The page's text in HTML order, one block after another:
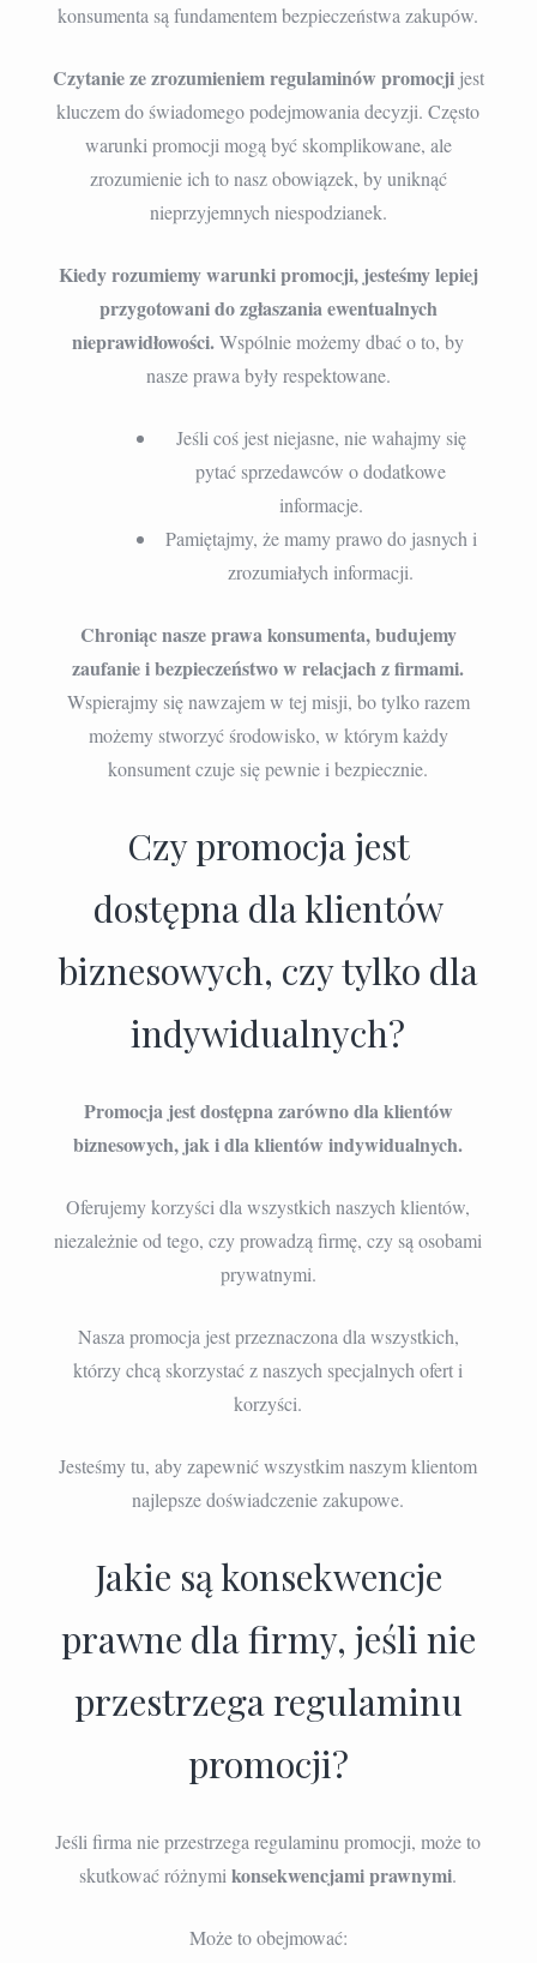
konsumenta są fundamentem bezpieczeństwa zakupów.
Czytanie ze zrozumieniem regulaminów promocjijest
kluczem do świadomego podejmowania decyzji. Często
warunki promocji mogą być skomplikowane, ale
zrozumienie ich to nasz obowiązek, by uniknąć
nieprzyjemnych niespodzianek.
Kiedy rozumiemy warunki promocji, jesteśmy lepiej
przygotowani do zgłaszania ewentualnych
nieprawidłowości.Wspólnie możemy dbać o to, by
nasze prawa były respektowane.
Jeśli coś jest niejasne, nie wahajmy się
pytać sprzedawców o dodatkowe
informacje.
Pamiętajmy, że mamy prawo do jasnych i
zrozumiałych informacji.
Chroniąc nasze prawa konsumenta, budujemy
zaufanie i bezpieczeństwo w relacjach z firmami.
Wspierajmy się nawzajem w tej misji, bo tylko razem
możemy stworzyć środowisko, w którym każdy
konsument czuje się pewnie i bezpiecznie.
Czy promocja jest
dostępna dla klientów
biznesowych, czy tylko dla
indywidualnych?
Promocja jest dostępna zarówno dla klientów
biznesowych, jak i dla klientów indywidualnych.
Oferujemy korzyści dla wszystkich naszych klientów,
niezależnie od tego, czy prowadzą firmę, czy są osobami
prywatnymi.
Nasza promocja jest przeznaczona dla wszystkich,
którzy chcą skorzystać z naszych specjalnych ofert i
korzyści.
Jesteśmy tu, aby zapewnić wszystkim naszym klientom
najlepsze doświadczenie zakupowe.
Jakie są konsekwencje
prawne dla firmy, jeśli nie
przestrzega regulaminu
promocji?
Jeśli firma nie przestrzega regulaminu promocji, może to
skutkować różnymikonsekwencjami prawnymi.
Może to obejmować: